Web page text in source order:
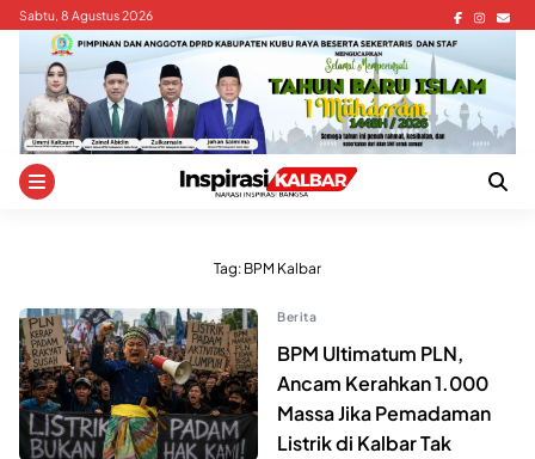
Skip
content
Sabtu, 8 Agustus 2026
Tag: BPM Kalbar
Berita
BPM Ultimatum PLN,
Ancam Kerahkan 1.000
Massa Jika Pemadaman
Listrik di Kalbar Tak